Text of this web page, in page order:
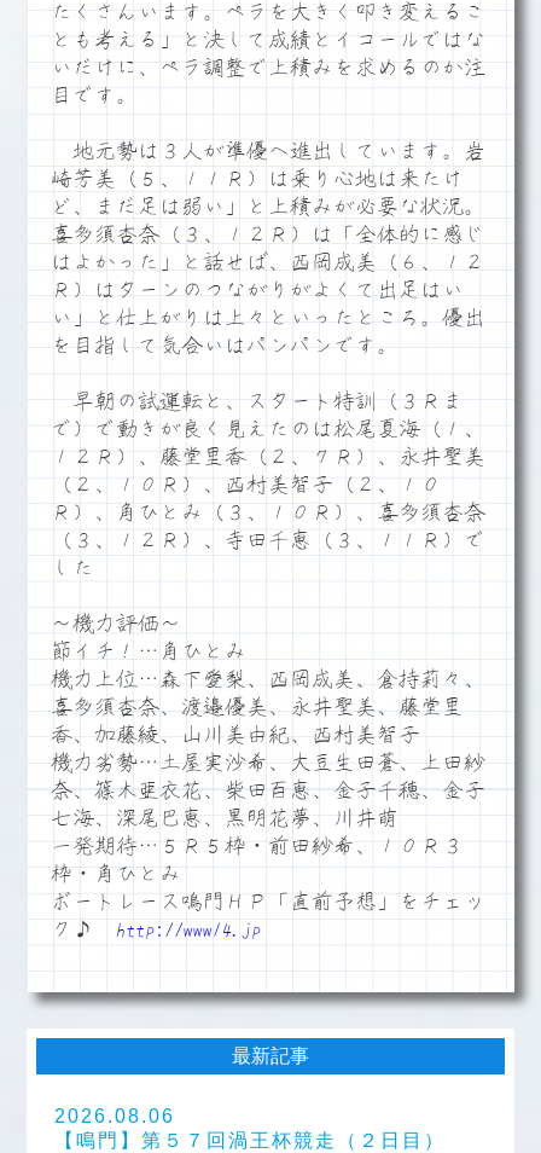
たくさんいます。ペラを大きく叩き変えるこ
とも考える」と決して成績とイコールではな
いだけに、ペラ調整で上積みを求めるのか注
目です。
地元勢は３人が準優へ進出しています。岩
崎芳美（５、１１Ｒ）は乗り心地は来たけ
ど、まだ足は弱い」と上積みが必要な状況。
喜多須杏奈（３、１２Ｒ）は「全体的に感じ
はよかった」と話せば、西岡成美（６、１２
Ｒ）はターンのつながりがよくて出足はい
い」と仕上がりは上々といったところ。優出
を目指して気合いはパンパンです。
早朝の試運転と、スタート特訓（３Ｒま
で）で動きが良く見えたのは松尾夏海（１、
１２Ｒ）、藤堂里香（２、７Ｒ）、永井聖美
（２、１０Ｒ）、西村美智子（２、１０
Ｒ）、角ひとみ（３、１０Ｒ）、喜多須杏奈
（３、１２Ｒ）、寺田千恵（３、１１Ｒ）で
した
～機力評価～
節イチ！…角ひとみ
機力上位…森下愛梨、西岡成美、倉持莉々、
喜多須杏奈、渡邉優美、永井聖美、藤堂里
香、加藤綾、山川美由紀、西村美智子
機力劣勢…土屋実沙希、大豆生田蒼、上田紗
奈、篠木亜衣花、柴田百恵、金子千穂、金子
七海、深尾巴恵、黒明花夢、川井萌
一発期待…５Ｒ５枠・前田紗希、１０Ｒ３
枠・角ひとみ
ボートレース鳴門ＨＰ「直前予想」をチェッ
ク♪ http://www14.jp
最新記事
2026.08.06
【鳴門】第５７回渦王杯競走（２日目）